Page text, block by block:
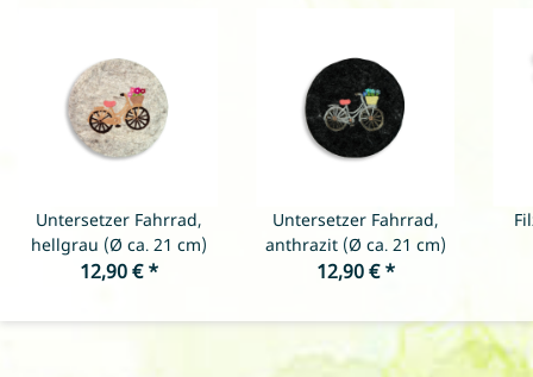
Untersetzer Fahrrad,
hellgrau (Ø ca. 21 cm)
12,90 €*
Untersetzer Fahrrad,
anthrazit (Ø ca. 21 cm)
12,90 €*